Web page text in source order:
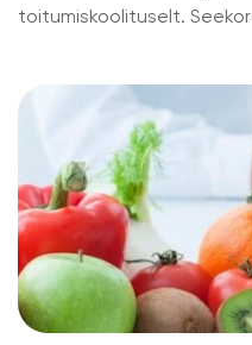
toitumiskoolituselt.